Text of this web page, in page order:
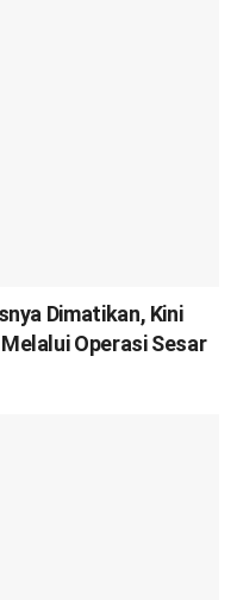
Dimatikan, Kini
Operasi Sesar